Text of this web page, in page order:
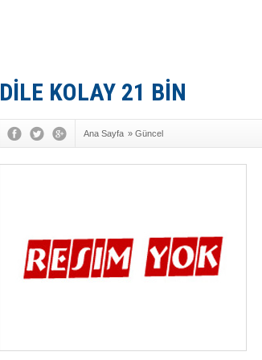
DİLE KOLAY 21 BİN
Ana Sayfa » Güncel